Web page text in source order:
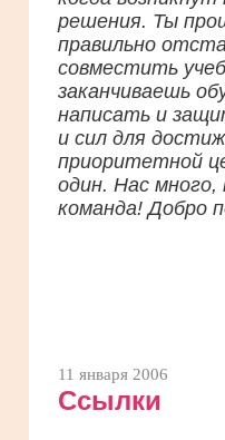
решения. Ты
правильно
совместить
заканчиваешь
написать и
и сил для
приоритетной
один. Нас
команда! Добро
11 января 2006
Ссылки